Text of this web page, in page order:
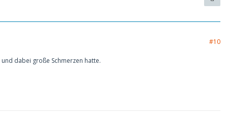
#10
dabei große Schmerzen hatte.